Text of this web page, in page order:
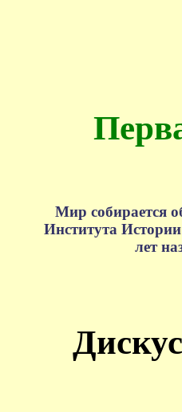
Мир собирается
Института
лет